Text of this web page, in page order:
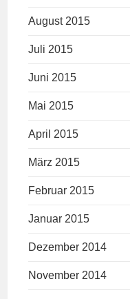
August 2015
Juli 2015
Juni 2015
Mai 2015
April 2015
März 2015
Februar 2015
Januar 2015
Dezember 2014
November 2014